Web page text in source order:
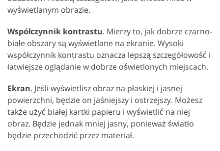
wyświetlanym obrazie.
Współczynnik kontrastu. Mierzy to, jak dobrze czarno-
białe obszary są wyświetlane na ekranie. Wysoki
współczynnik kontrastu oznacza lepszą szczegółowość i
łatwiejsze oglądanie w dobrze oświetlonych miejscach.
Ekran. Jeśli wyświetlisz obraz na płaskiej i jasnej
powierzchni, będzie on jaśniejszy i ostrzejszy. Możesz
także użyć białej kartki papieru i wyświetlić na niej
obraz. Będzie jednak mniej jasny, ponieważ światło
będzie przechodzić przez materiał.